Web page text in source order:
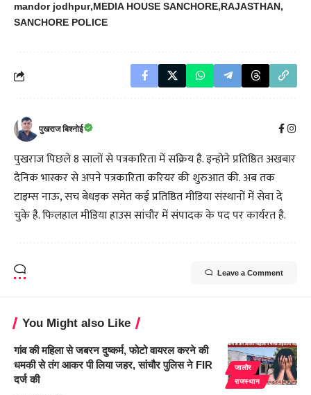
mandor jodhpur MEDIA HOUSE SANCHORE RAJASTHAN
SANCHORE POLICE
पुखराज बिश्नोई
पुखराज पिछले 8 सालों से पत्रकारिता में सक्रिय है. इन्होने प्रतिष्ठित अखबार
दैनिक भास्कर से अपने पत्रकारिता करियर की शुरुआत की. अब तक
टाइम्स नाऊ, सच बेधड़क समेत कई प्रतिष्ठित मीडिया संस्थानों में सेवा दे
चुके है. फिलहाल मीडिया हाउस सांचौर में संपादक के पद पर कार्यरत है.
Leave a Comment
You Might also Like
जालौर
राजस्थान
गांव की महिला से जबरन दुष्कर्म, फोटो वायरल करने की
धमकी से तंग आकर पी लिया जहर, सांचौर पुलिस ने FIR
दर्ज की